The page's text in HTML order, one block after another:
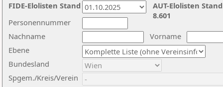
Nachname
Vorname
Ebene
Personennummer
Bundesland
Spgem./Kreis/Verein
AUT-Elolisten
8.601
FIDE-Elolisten Stand